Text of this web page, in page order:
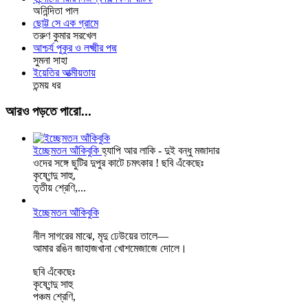
অনিন্দিতা পাল
ছোট্ট সে এক গ্রামে
তরুণ কুমার সরখেল
আশ্চর্য পুকুর ও লক্ষ্মীর পদ্ম
সুমনা সাহা
ইয়েতির আত্মীয়তায়
তন্ময় ধর
আরও পড়তে পারো...
ইচ্ছেমতন আঁকিবুকিহ্যাপি আর লাকি - দুই বন্ধু মজাদার
ওদের সঙ্গে ছুটির দুপুর কাটে চমৎকার ! ছবি এঁকেছেঃ
কৃষ্ণেন্দু সাহু,
তৃতীয় শ্রেণি,...
ইচ্ছেমতন আঁকিবুকি
নীল সাগরের মাঝে, মৃদু ঢেউয়ের তালে—
আমার রঙিন জাহাজখানা খোশমেজাজে দোলে।
ছবি এঁকেছেঃ
কৃষ্ণেন্দু সাহু
পঞ্চম শ্রেণি,